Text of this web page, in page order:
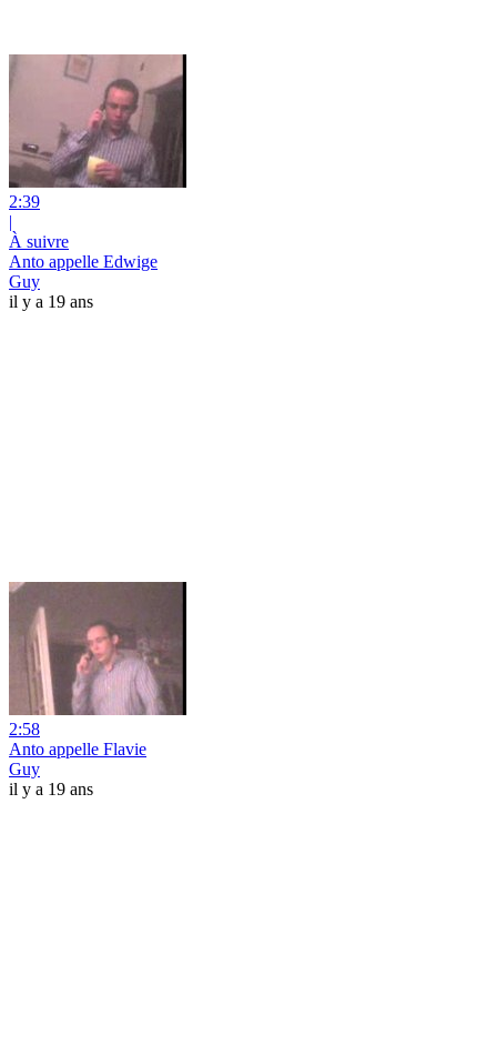
2:39
|
À suivre
Anto appelle Edwige
Guy
il y a 19 ans
2:58
Anto appelle Flavie
Guy
il y a 19 ans